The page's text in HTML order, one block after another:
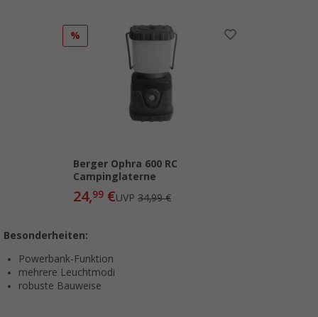
%
Berger Ophra 600 RC
Campinglaterne
24,99 €UVP 34,99 €
Besonderheiten:
Powerbank-Funktion
mehrere Leuchtmodi
robuste Bauweise